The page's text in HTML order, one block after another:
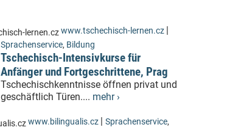
www.tschechisch-lernen.cz |
Sprachenservice, Bildung
Tschechisch-Intensivkurse für
Anfänger und Fortgeschrittene, Prag
Tschechischkenntnisse öffnen privat und
geschäftlich Türen.... mehr ›
www.bilingualis.cz | Sprachenservice,